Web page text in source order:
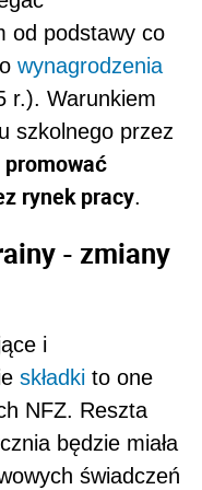
od podstawy co
wynagrodzenia
r.). Warunkiem
szkolnego przez
promować
rynek pracy.
- zmiany
i
składki to one
NFZ. Reszta
będzie miała
świadczeń